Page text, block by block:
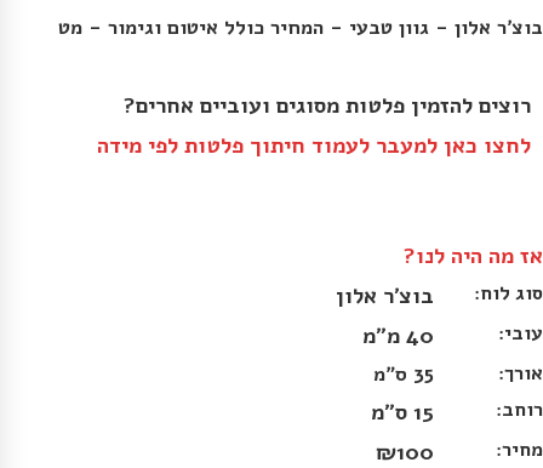
בוצ׳ר אלון - גוון טבעי - המחיר כולל איטום וגימור - מט
אז מה היה לנו?
סוג לוח: בוצ׳ר אלון
עובי: 40 מ״מ
אורך: 35 ס״מ
רוחב: 15 ס״מ
מחיר:
₪100